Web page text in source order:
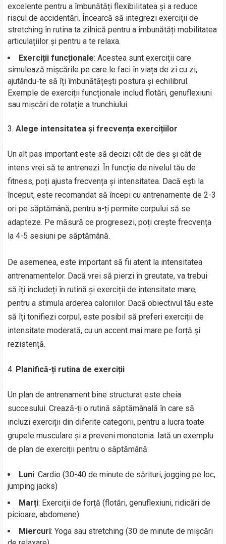
excelente pentru a îmbunătăți flexibilitatea și a reduce
riscul de accidentări. Încearcă să integrezi exerciții de
stretching în rutina ta zilnică pentru a îmbunătăți mobilitatea
articulațiilor și pentru a te relaxa.
Exerciții funcționale: Acestea sunt exerciții care
simulează mișcările pe care le faci în viața de zi cu zi,
ajutându-te să îți îmbunătățești postura și echilibrul.
Exemple de exerciții funcționale includ flotări, genuflexiuni
sau mișcări de rotație a trunchiului.
Alege intensitatea și frecvența exercițiilor
Un alt pas important este să decizi cât de des și cât de
intens vrei să te antrenezi. În funcție de nivelul tău de
fitness, poți ajusta frecvența și intensitatea. Dacă ești la
început, este recomandat să începi cu antrenamente de 2-3
ori pe săptămână, pentru a-ți permite corpului să se
adapteze. Pe măsură ce progresezi, poți crește frecvența
la 4-5 sesiuni pe săptămână.
De asemenea, este important să fii atent la intensitatea
antrenamentelor. Dacă vrei să pierzi în greutate, va trebui
să îți includeți în rutină și exerciții de intensitate mare,
pentru a stimula arderea caloriilor. Dacă obiectivul tău este
să îți tonifiezi corpul, este posibil să preferi exerciții de
intensitate moderată, cu un accent mai mare pe forță și
rezistență.
Planifică-ți rutina de exerciții
Un plan de antrenament bine structurat este cheia
succesului. Crează-ți o rutină săptămânală în care să
incluzi exerciții din diferite categorii, pentru a lucra toate
grupele musculare și a preveni monotonia. Iată un exemplu
de plan de exerciții pentru o săptămână:
Luni: Cardio (30-40 de minute de sărituri, jogging pe loc,
jumping jacks)
Marți: Exerciții de forță (flotări, genuflexiuni, ridicări de
picioare, abdomene)
Miercuri: Yoga sau stretching (30 de minute de mișcări